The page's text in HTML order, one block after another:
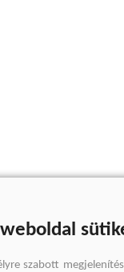
weboldal
szabott